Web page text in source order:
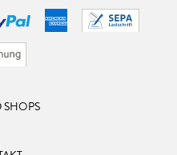
SHOPS